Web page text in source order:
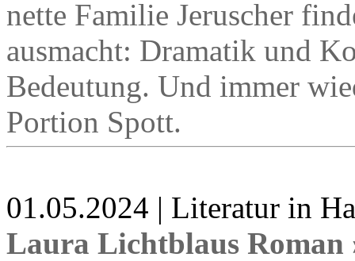
nette Familie Jeruscher
ausmacht: Dramatik und
Bedeutung. Und immer
Portion Spott.
01.05.2024 | Literatur in
Laura Lichtblaus Roman